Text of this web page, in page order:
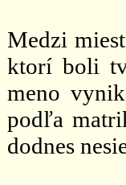
Medzi
ktorí boli
meno
podľa
dodnes